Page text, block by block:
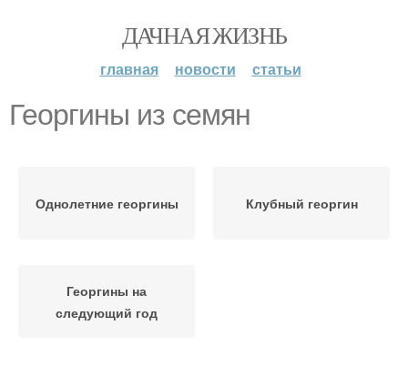
ДАЧНАЯ ЖИЗНЬ
главная новости статьи
Георгины из семян
Однолетние георгины Клубный георгин
Георгины на
следующий год